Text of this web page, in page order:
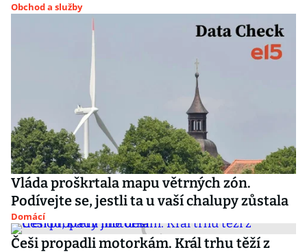
Obchod a služby
Vláda proškrtala mapu větrných zón.
Podívejte se, jestli ta u vaší chalupy zůstala
Domácí
Češi propadli motorkám. Král trhu těží z